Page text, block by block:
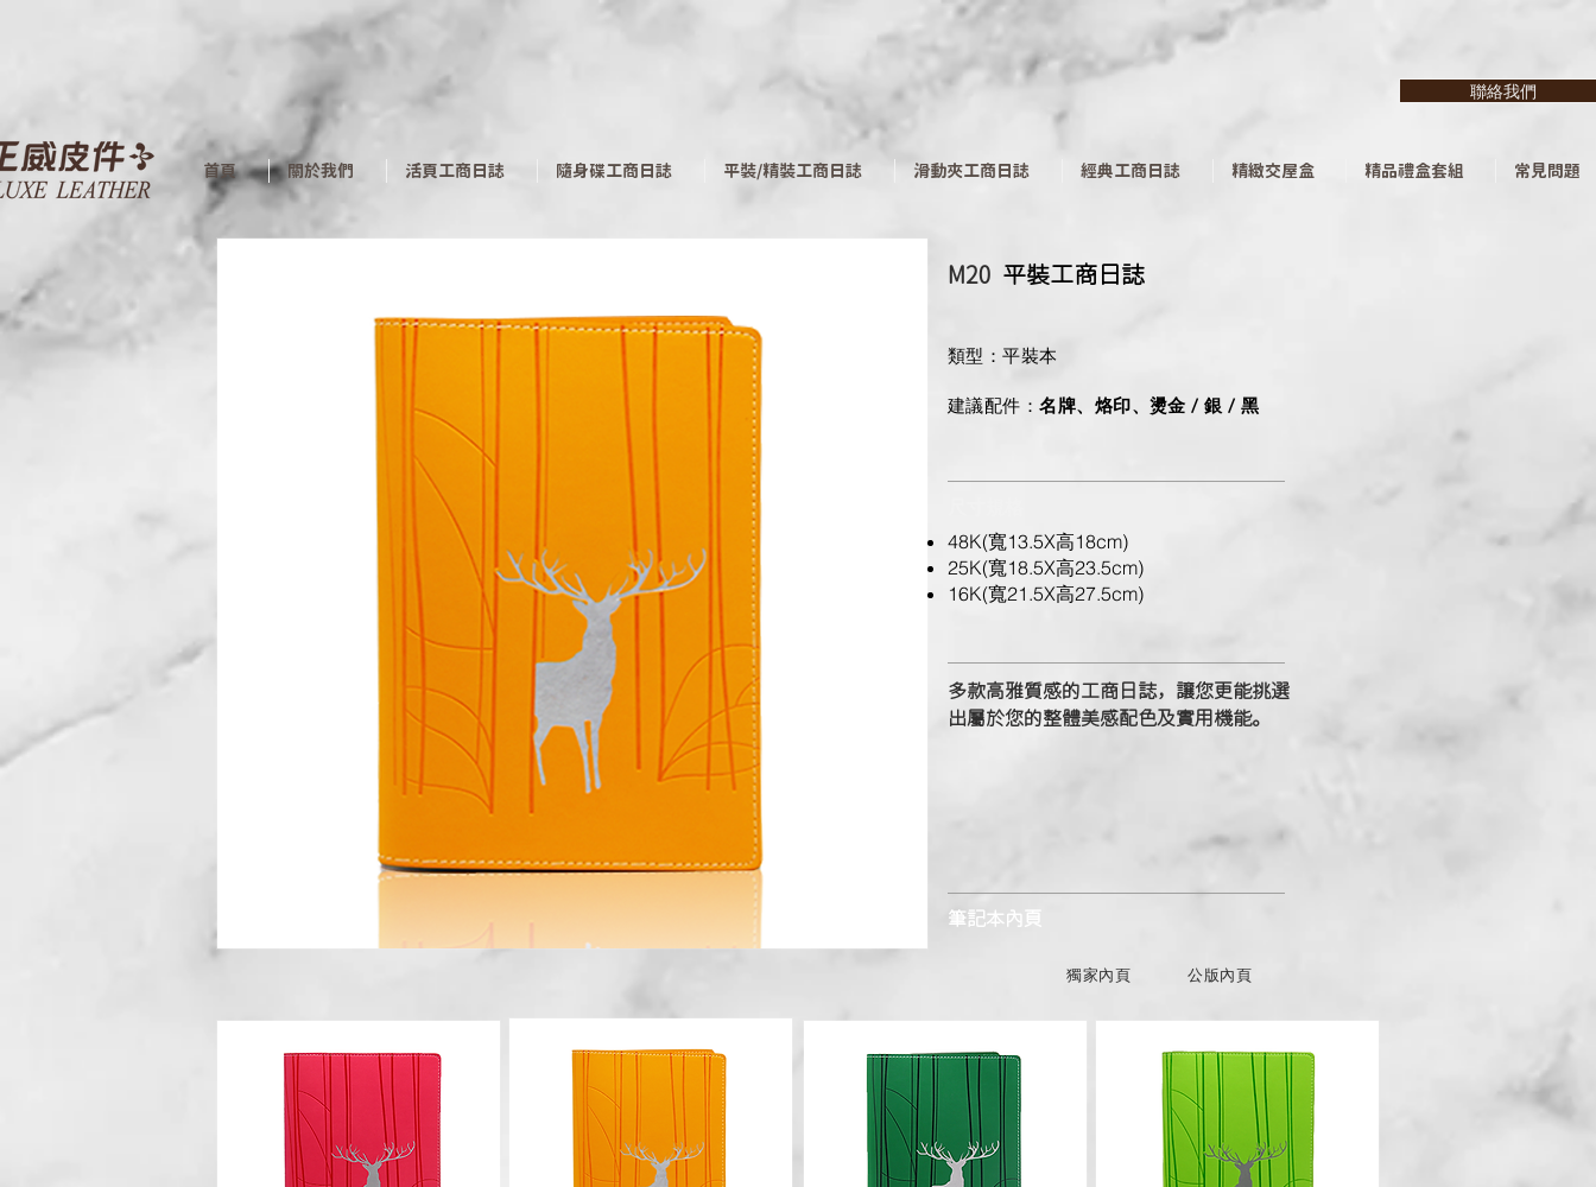
聯絡我們
首頁 關於我們 活頁工商日誌 ​隨身碟工商日誌 平裝/精裝工商日誌 滑動夾工商日誌 經典工商日誌 精緻交屋盒 精品禮盒套組 常見問題
M20 ​平裝工商日誌
類型：平裝本
建議配件：名牌、烙印、燙金 / 銀 / 黑
48K(寬13.5X高18cm)
25K(寬18.5X高23.5cm)
16K(寬21.5X高27.5cm)
多款高雅質感的工商日誌，讓您更能挑選
出屬於您的整體美感配色及實用機能。
筆記本內頁
獨家內頁 公版內頁